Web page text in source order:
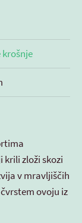
krošnje
zloži skozi
v mravljiščih
ovoju iz